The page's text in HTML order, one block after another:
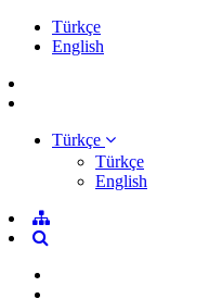
Türkçe
English
Türkçe
Türkçe
English